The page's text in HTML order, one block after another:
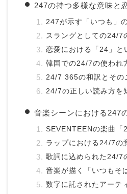
247の持つ多様な意味と
247が示す「いつも」
スラングとしての24/7
恋愛における「24」と
韓国での24/7の使われ
24/7 365の和訳とその
24/7の正しい読み方を
音楽シーンにおける247
SEVENTEENの楽曲「
ラップにおける24/7の
歌詞に込められた24/7
音楽が描く「いつもそ
数字に託されたアーテ